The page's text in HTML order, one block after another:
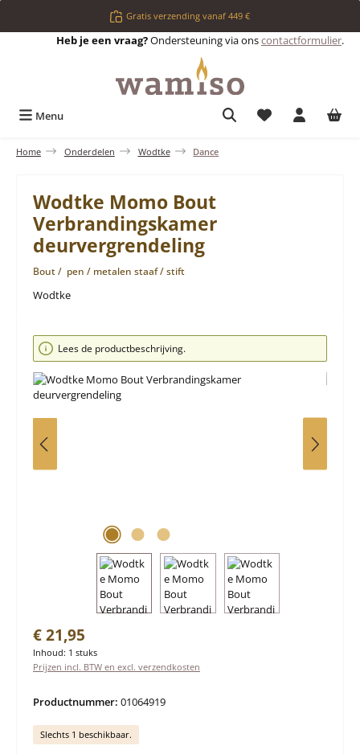
Ga naar de hoofdinhoudGratis verzending vanaf 449 €
Heb je een vraag?Ondersteuning via onscontactformulier.
Menu Je hebt 0 items
Home Onderdelen Wodtke Dance
Wodtke Momo Bout
Verbrandingskamer
deurvergrendeling
Bout / pen / metalen staaf / stift
Wodtke
Afbeeldingengalerij overslaan
Lees de productbeschrijving.
Normale prijs:
€ 21,95
Inhoud: 1 stuks
Prijzen incl. BTW en excl. verzendkosten
Productnummer: 01064919
Slechts 1 beschikbaar.